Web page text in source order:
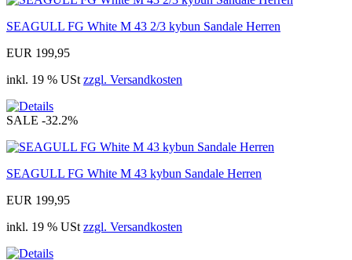
SEAGULL FG White M 43 2/3 kybun Sandale Herren
EUR 199,95
inkl. 19 % USt zzgl. Versandkosten
SALE -32.2%
SEAGULL FG White M 43 kybun Sandale Herren
EUR 199,95
inkl. 19 % USt zzgl. Versandkosten